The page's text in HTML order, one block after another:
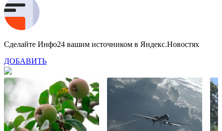
Сделайте Инфо24 вашим источником в Яндекс.Новостях
ДОБАВИТЬ